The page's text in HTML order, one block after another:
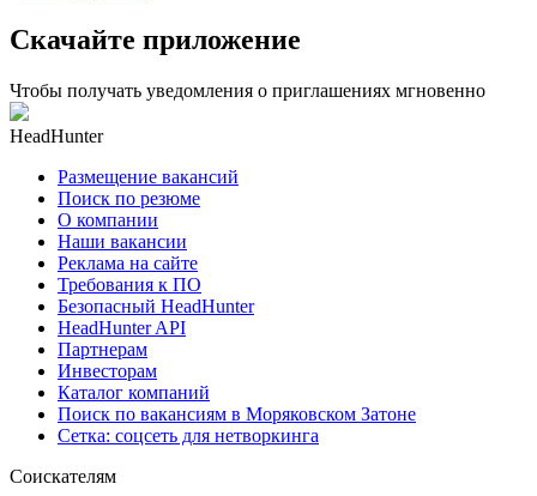
Скачайте приложение
Чтобы получать уведомления о приглашениях мгновенно
HeadHunter
Размещение вакансий
Поиск по резюме
О компании
Наши вакансии
Реклама на сайте
Требования к ПО
Безопасный HeadHunter
HeadHunter API
Партнерам
Инвесторам
Каталог компаний
Поиск по вакансиям в Моряковском Затоне
Сетка: соцсеть для нетворкинга
Соискателям